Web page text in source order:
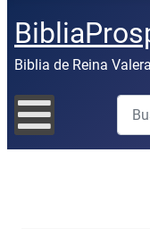
Biblia de Reina